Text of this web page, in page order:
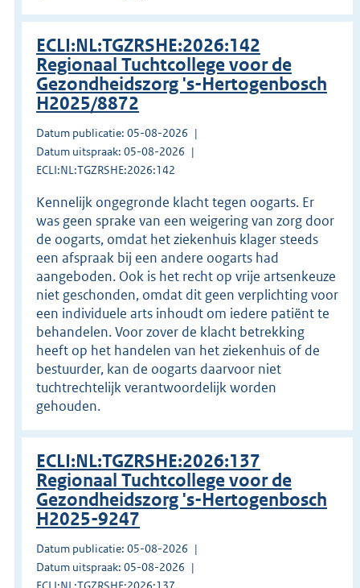
ECLI:NL:TGZRSHE:2026:142
Regionaal Tuchtcollege voor de
Gezondheidszorg 's-Hertogenbosch
H2025/8872
Datum publicatie: 05-08-2026
Datum uitspraak: 05-08-2026
ECLI:NL:TGZRSHE:2026:142
Kennelijk ongegronde klacht tegen oogarts. Er
was geen sprake van een weigering van zorg door
de oogarts, omdat het ziekenhuis klager steeds
een afspraak bij een andere oogarts had
aangeboden. Ook is het recht op vrije artsenkeuze
niet geschonden, omdat dit geen verplichting voor
een individuele arts inhoudt om iedere patiënt te
behandelen. Voor zover de klacht betrekking
heeft op het handelen van het ziekenhuis of de
bestuurder, kan de oogarts daarvoor niet
tuchtrechtelijk verantwoordelijk worden
gehouden.
ECLI:NL:TGZRSHE:2026:137
Regionaal Tuchtcollege voor de
Gezondheidszorg 's-Hertogenbosch
H2025-9247
Datum publicatie: 05-08-2026
Datum uitspraak: 05-08-2026